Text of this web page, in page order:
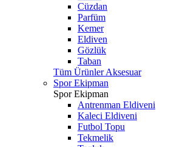
Cüzdan
Parfüm
Kemer
Eldiven
Gözlük
Taban
Tüm Ürünler Aksesuar
Spor Ekipman
Spor Ekipman
Antrenman Eldiveni
Kaleci Eldiveni
Futbol Topu
Tekmelik